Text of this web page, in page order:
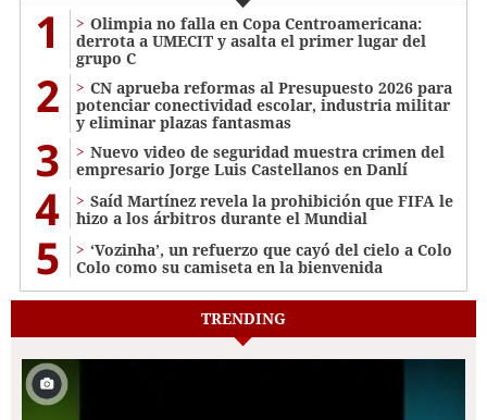
1
Olimpia no falla en Copa Centroamericana:
derrota a UMECIT y asalta el primer lugar del
grupo C
2
CN aprueba reformas al Presupuesto 2026 para
potenciar conectividad escolar, industria militar
y eliminar plazas fantasmas
3
Nuevo video de seguridad muestra crimen del
empresario Jorge Luis Castellanos en Danlí
4
Saíd Martínez revela la prohibición que FIFA le
hizo a los árbitros durante el Mundial
5
‘Vozinha’, un refuerzo que cayó del cielo a Colo
Colo como su camiseta en la bienvenida
TRENDING